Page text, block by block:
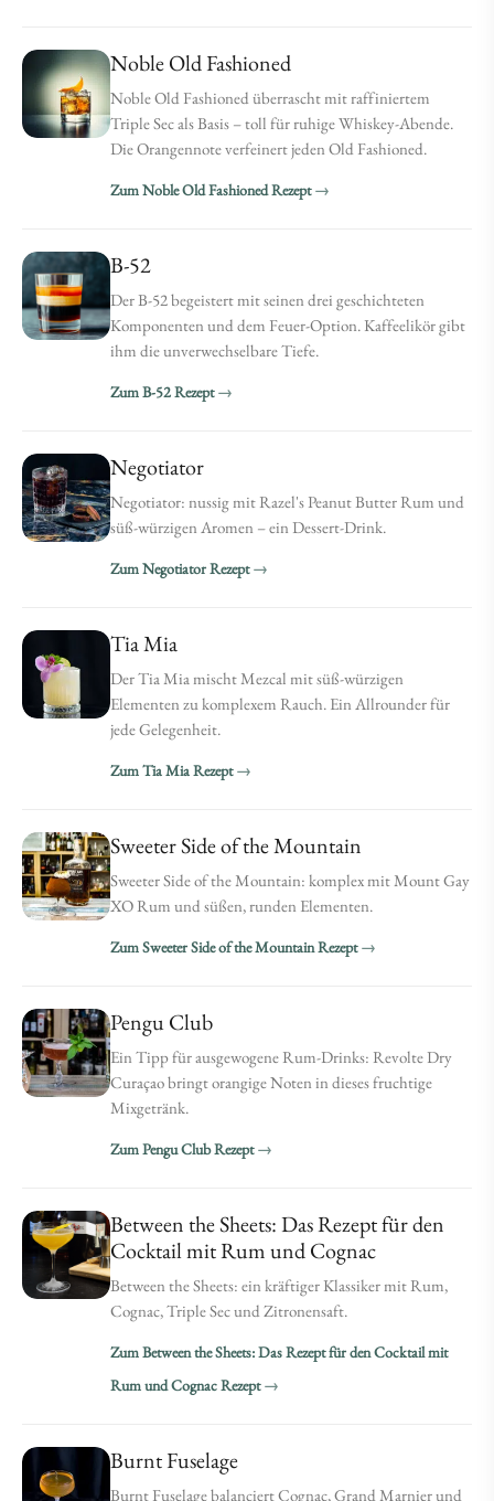
Noble Old Fashioned
Noble Old Fashioned überrascht mit raffiniertem
Triple Sec als Basis – toll für ruhige Whiskey-Abende.
Die Orangennote verfeinert jeden Old Fashioned.
Zum Noble Old Fashioned Rezept
B-52
Der B-52 begeistert mit seinen drei geschichteten
Komponenten und dem Feuer-Option. Kaffeelikör gibt
ihm die unverwechselbare Tiefe.
Zum B-52 Rezept
Negotiator
Negotiator: nussig mit Razel's Peanut Butter Rum und
süß-würzigen Aromen – ein Dessert-Drink.
Zum Negotiator Rezept
Tia Mia
Der Tia Mia mischt Mezcal mit süß-würzigen
Elementen zu komplexem Rauch. Ein Allrounder für
jede Gelegenheit.
Zum Tia Mia Rezept
Sweeter Side of the Mountain
Sweeter Side of the Mountain: komplex mit Mount Gay
XO Rum und süßen, runden Elementen.
Zum Sweeter Side of the Mountain Rezept
Pengu Club
Ein Tipp für ausgewogene Rum-Drinks: Revolte Dry
Curaçao bringt orangige Noten in dieses fruchtige
Mixgetränk.
Zum Pengu Club Rezept
Between the Sheets: Das Rezept für den
Cocktail mit Rum und Cognac
Between the Sheets: ein kräftiger Klassiker mit Rum,
Cognac, Triple Sec und Zitronensaft.
Zum Between the Sheets: Das Rezept für den Cocktail mit
Rum und Cognac Rezept
Burnt Fuselage
Burnt Fuselage balanciert Cognac, Grand Marnier und